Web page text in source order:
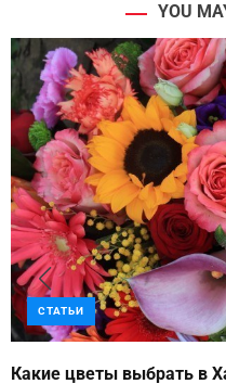
YOU
СТАТЬИ
Какие цветы выбрать в